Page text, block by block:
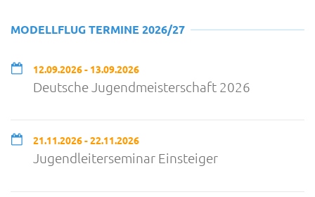
MODELLFLUG TERMINE 2026/27
12.09.2026 - 13.09.2026
Deutsche Jugendmeisterschaft 2026
21.11.2026 - 22.11.2026
Jugendleiterseminar Einsteiger